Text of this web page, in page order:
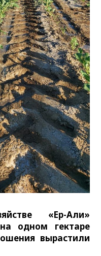
«Ер-Али»
одном гектаре
вырастили